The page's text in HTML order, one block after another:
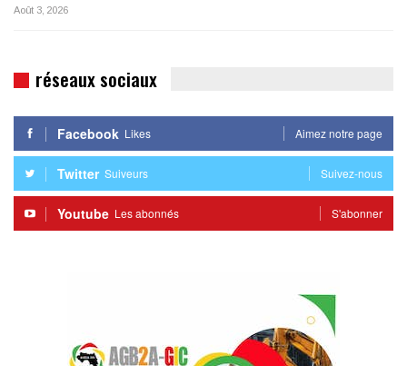
Août 3, 2026
réseaux sociaux
Facebook Likes Aimez notre page
Twitter Suiveurs Suivez-nous
Youtube Les abonnés S'abonner